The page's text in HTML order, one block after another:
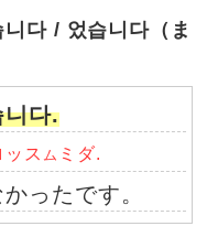
다 / 었습니다（ま
니다.
ッス ム ミダ.
かったです。